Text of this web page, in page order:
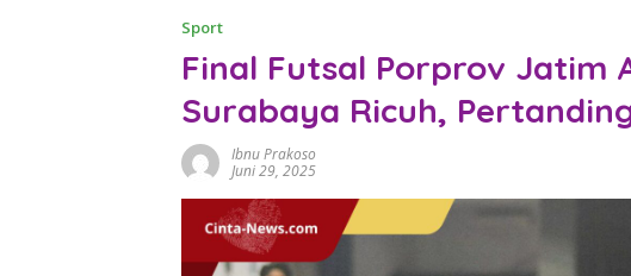
Sport
Final Futsal Porprov Jatim
Surabaya Ricuh,
Ibnu Prakoso
Juni 29, 2025